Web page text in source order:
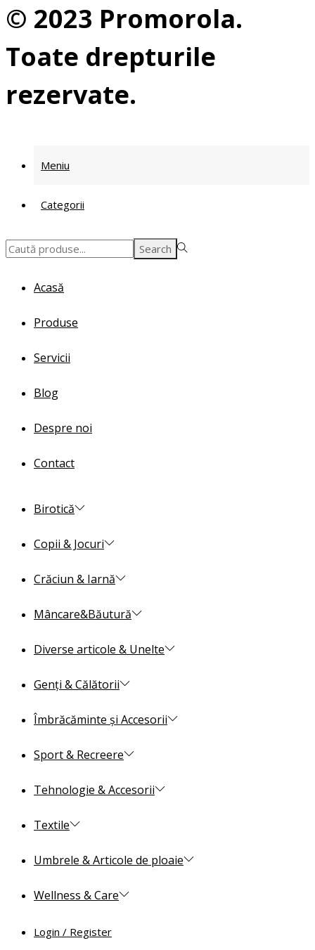
© 2023 Promorola.
Toate drepturile
rezervate.
Meniu
Categorii
Search
Search
Acasă
Produse
Servicii
Blog
Despre noi
Contact
Birotică
Copii & Jocuri
Crăciun & Iarnă
Mâncare&Băutură
Diverse articole & Unelte
Genți & Călătorii
Îmbrăcăminte și Accesorii
Sport & Recreere
Tehnologie & Accesorii
Textile
Umbrele & Articole de ploaie
Wellness & Care
Login / Register